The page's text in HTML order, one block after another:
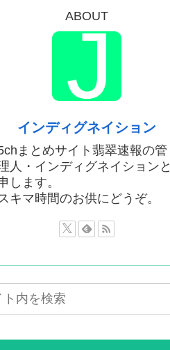
るなら天皇の血を...
的接待。羨ま死刑
の性的接待の全容...
敗
撃的不祥事！...
日本を知ってしま...
のアニメ化に怒っ...
金額」
の性的接待の全容...
ケより弱か...
でもわからない」
然！←「事実上の禁...
本を知ってしま...
玉県知事選挙に立...
ABOUT
インディグネイション
まとめサイト翡翠速報の管
人・インディグネイションと
します。
スキマ時間のお供にどうぞ。